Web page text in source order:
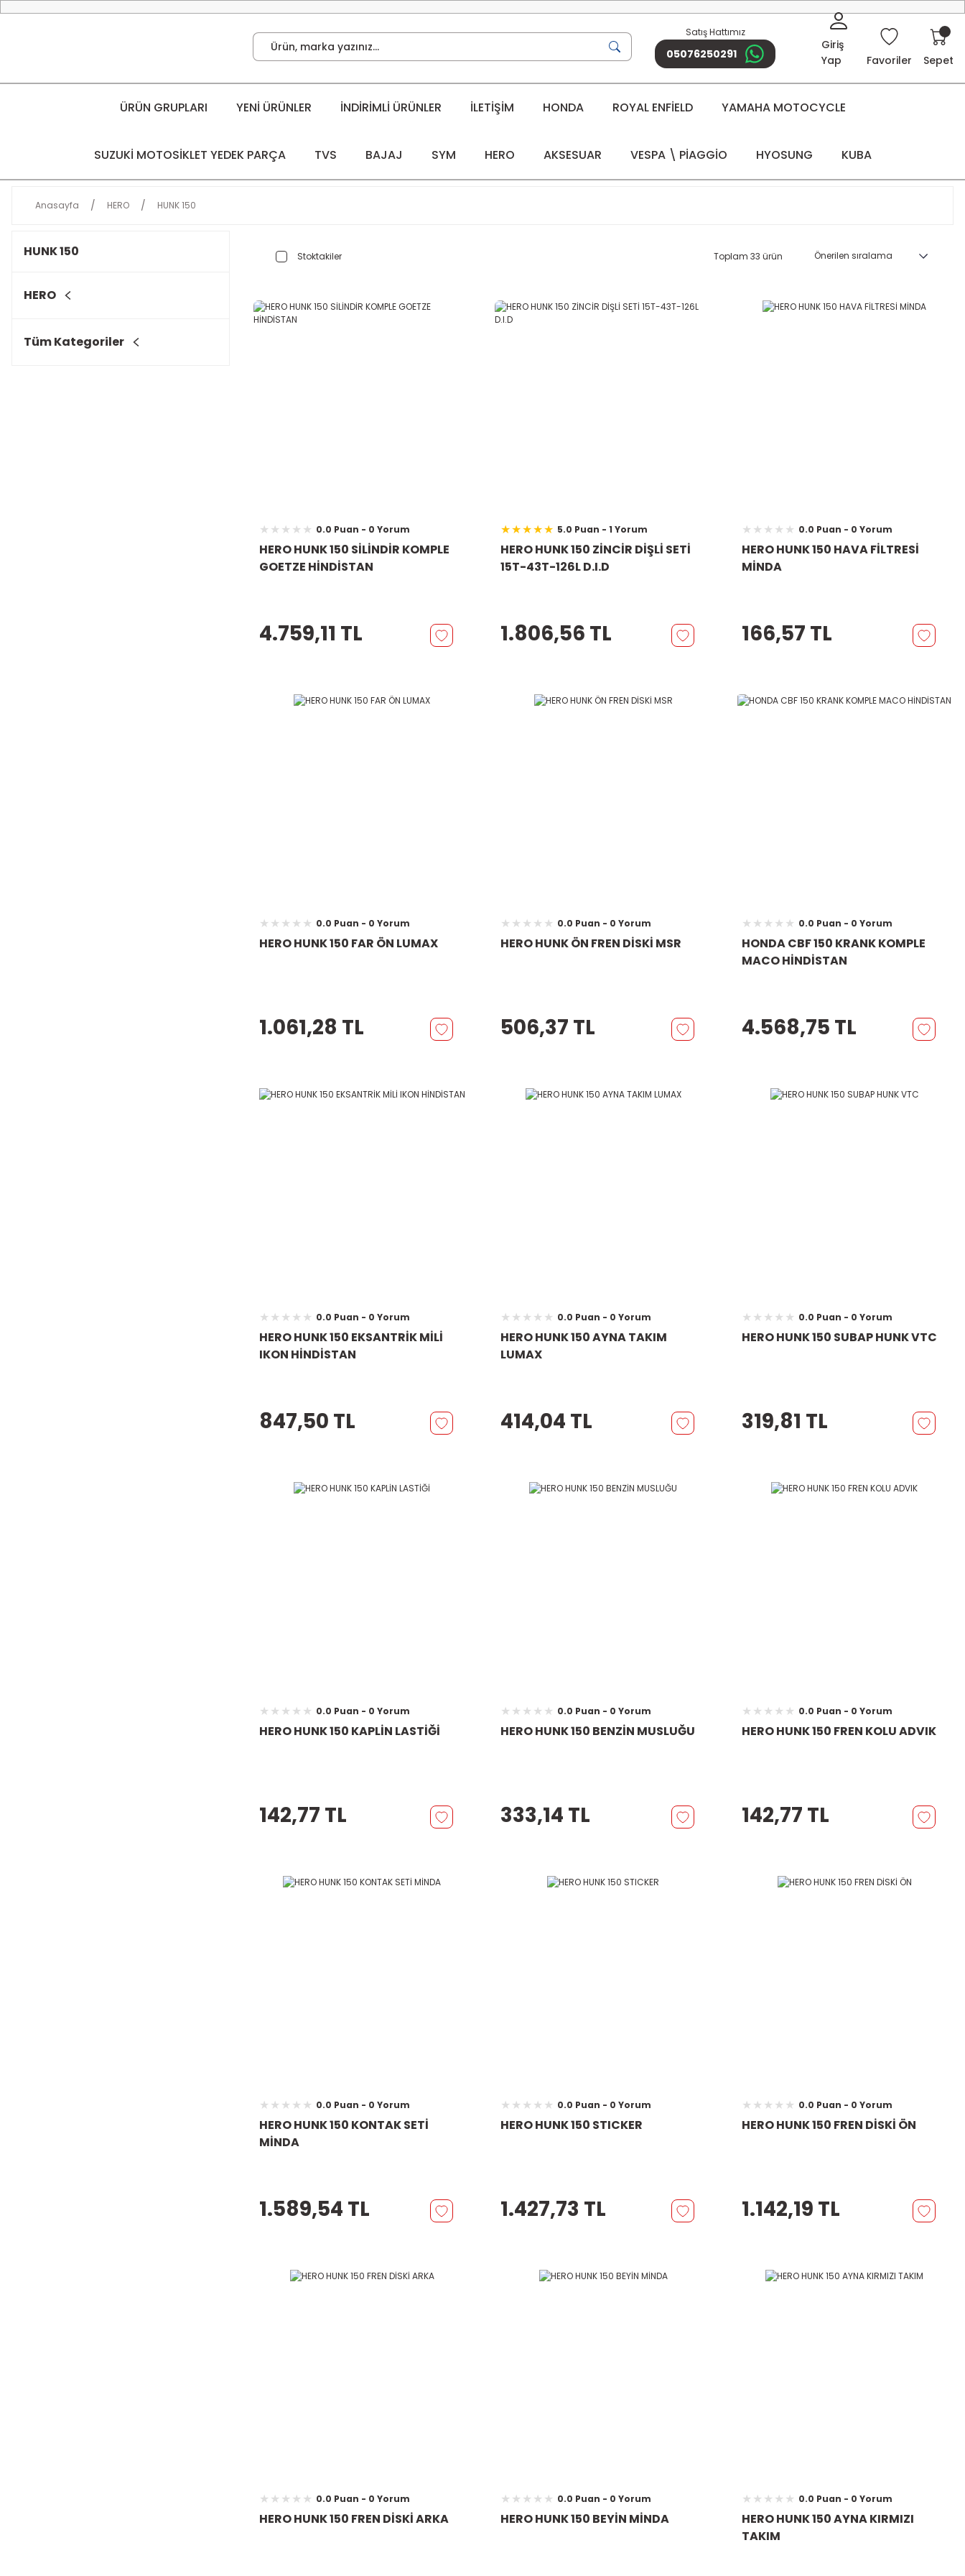
Satış Hattımız
05076250291
Giriş
Yap
Favoriler Sepet
ÜRÜN GRUPLARI YENİ ÜRÜNLER İNDİRİMLİ ÜRÜNLER İLETİŞİM HONDA ROYAL ENFİELD YAMAHA MOTOCYCLE
SUZUKİ MOTOSİKLET YEDEK PARÇA TVS BAJAJ SYM HERO AKSESUAR VESPA \ PİAGGİO HYOSUNG KUBA
Anasayfa HERO HUNK 150
HUNK 150
HERO
Tüm Kategoriler
Stoktakiler Toplam 33 ürün
0.0 Puan - 0 Yorum
HERO HUNK 150 SİLİNDİR KOMPLE
GOETZE HİNDİSTAN
4.759,11 TL
5.0 Puan - 1 Yorum
HERO HUNK 150 ZİNCİR DİŞLİ SETİ
15T-43T-126L D.I.D
1.806,56 TL
0.0 Puan - 0 Yorum
HERO HUNK 150 HAVA FİLTRESİ
MİNDA
166,57 TL
0.0 Puan - 0 Yorum
HERO HUNK 150 FAR ÖN LUMAX
1.061,28 TL
0.0 Puan - 0 Yorum
HERO HUNK ÖN FREN DİSKİ MSR
506,37 TL
0.0 Puan - 0 Yorum
HONDA CBF 150 KRANK KOMPLE
MACO HİNDİSTAN
4.568,75 TL
0.0 Puan - 0 Yorum
HERO HUNK 150 EKSANTRİK MİLİ
IKON HİNDİSTAN
847,50 TL
0.0 Puan - 0 Yorum
HERO HUNK 150 AYNA TAKIM
LUMAX
414,04 TL
0.0 Puan - 0 Yorum
HERO HUNK 150 SUBAP HUNK VTC
319,81 TL
0.0 Puan - 0 Yorum
HERO HUNK 150 KAPLİN LASTİĞİ
142,77 TL
0.0 Puan - 0 Yorum
HERO HUNK 150 BENZİN MUSLUĞU
333,14 TL
0.0 Puan - 0 Yorum
HERO HUNK 150 FREN KOLU ADVIK
142,77 TL
0.0 Puan - 0 Yorum
HERO HUNK 150 KONTAK SETİ
MİNDA
1.589,54 TL
0.0 Puan - 0 Yorum
HERO HUNK 150 STICKER
1.427,73 TL
0.0 Puan - 0 Yorum
HERO HUNK 150 FREN DİSKİ ÖN
1.142,19 TL
0.0 Puan - 0 Yorum
HERO HUNK 150 FREN DİSKİ ARKA
0.0 Puan - 0 Yorum
HERO HUNK 150 BEYİN MİNDA
0.0 Puan - 0 Yorum
HERO HUNK 150 AYNA KIRMIZI
TAKIM